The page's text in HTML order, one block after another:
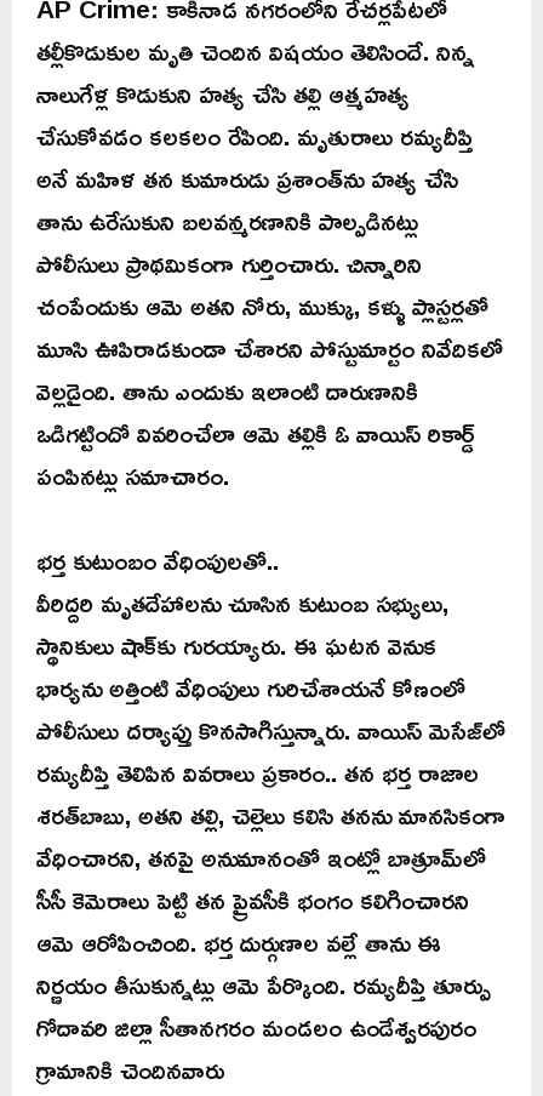
తల్లీకొడుకుల మృతి చెందిన విషయం తెలిసిందే. నిన్న
నాలుగేళ్ల కొడుకుని హత్య చేసి తల్లి ఆత్మహత్య
చేసుకోవడం కలకలం రేపింది. మృతురాలు రమ్యదీప్తి
అనే మహిళ తన కుమారుడు ప్రశాంత్‌ను హత్య చేసి
తాను ఉరేసుకుని బలవన్మరణానికి పాల్పడినట్లు
పోలీసులు ప్రాథమికంగా గుర్తించారు. చిన్నారిని
చంపేందుకు ఆమె అతని నోరు, ముక్కు, కళ్ళు ప్లాస్టర్లతో
మూసి ఊపిరాడకుండా చేశారని పోస్టుమార్టం నివేదికలో
వెల్లడైంది. తాను ఎందుకు ఇలాంటి దారుణానికి
ఒడిగట్టిందో వివరించేలా ఆమె తల్లికి ఓ వాయిస్ రికార్డ్
పంపినట్లు సమాచారం.
భర్త కుటుంబం వేధింపులతో..
వీరిద్దరి మృతదేహాలను చూసిన కుటుంబ సభ్యులు,
స్థానికులు షాక్‌కు గురయ్యారు. ఈ ఘటన వెనుక
భార్యను అత్తింటి వేధింపులు గురిచేశాయనే కోణంలో
పోలీసులు దర్యాప్తు కొనసాగిస్తున్నారు. వాయిస్ మెసేజ్‌లో
రమ్యదీప్తి తెలిపిన వివరాలు ప్రకారం.. తన భర్త రాజాల
శరత్‌బాబు, అతని తల్లి, చెల్లెలు కలిసి తనను మానసికంగా
వేధించారని, తనపై అనుమానంతో ఇంట్లో బాత్రూమ్‌లో
సీసీ కెమెరాలు పెట్టి తన ప్రైవసీకి భంగం కలిగించారని
ఆమె ఆరోపించింది. భర్త దుర్గుణాల వల్లే తాను ఈ
నిర్ణయం తీసుకున్నట్లు ఆమె పేర్కొంది. రమ్యదీప్తి తూర్పు
గోదావరి జిల్లా సీతానగరం మండలం ఉండేశ్వరపురం
గ్రామానికి చెందినవారు